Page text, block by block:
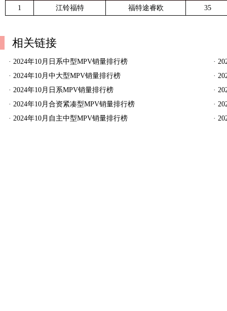
1
江铃福特 福特途睿欧 35
相关链接
· 2024年10月日系中型MPV销量排行榜 ·
· 2024年10月中大型MPV销量排行榜 ·
· 2024年10月日系MPV销量排行榜 ·
· 2024年10月合资紧凑型MPV销量排行榜 ·
· 2024年10月自主中型MPV销量排行榜 ·